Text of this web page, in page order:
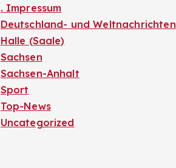
. Impressum
Deutschland- und Weltnachrichten
Halle (Saale)
Sachsen
Sachsen-Anhalt
Sport
Top-News
Uncategorized